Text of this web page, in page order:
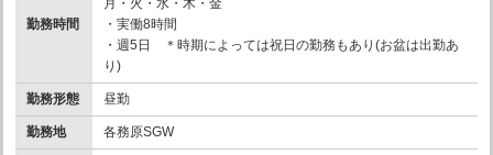
勤務時間
月・火・水・木・金
・実働8時間
・週5日 ＊時期によっては祝日の勤務もあり(お盆は出勤あ
り)
勤務形態 昼勤
勤務地 各務原SGW